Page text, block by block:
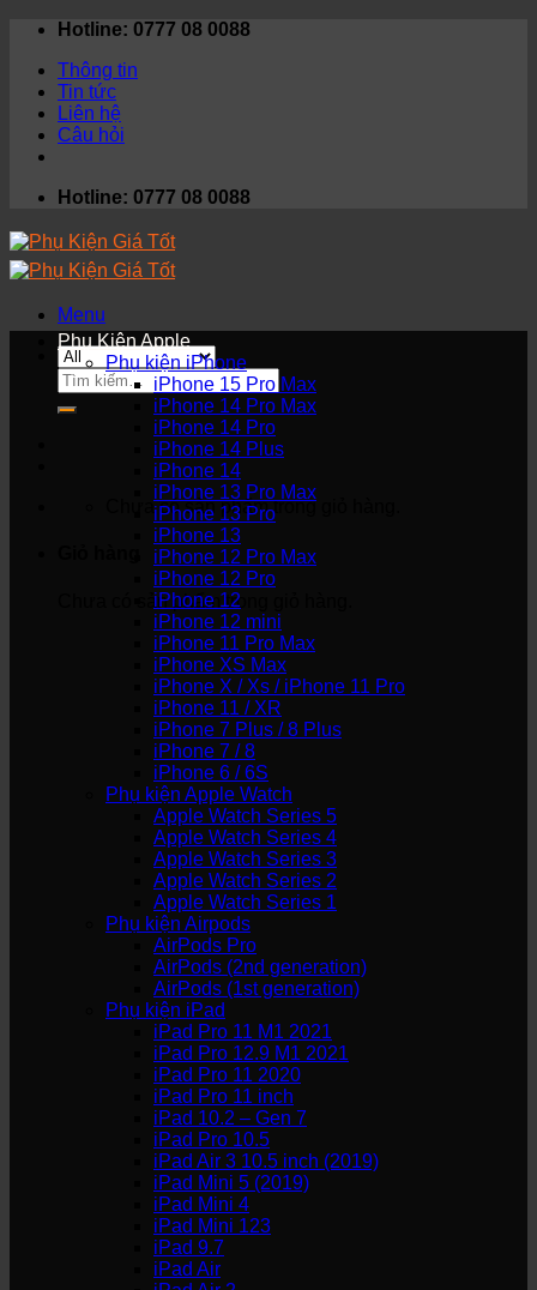
Skip
content
Hotline: 0777 08 0088
Thông tin
Tin tức
Liên hệ
Câu hỏi
Hotline: 0777 08 0088
Menu
Tìm
kiếm:
Chưa có sản phẩm trong giỏ hàng.
Chưa có sản phẩm trong giỏ hàng.
Phụ Kiện Apple
Phụ kiện iPhone
iPhone 15 Pro Max
iPhone 14 Pro Max
iPhone 14 Pro
iPhone 14 Plus
iPhone 14
iPhone 13 Pro Max
iPhone 13 Pro
iPhone 13
iPhone 12 Pro Max
iPhone 12 Pro
iPhone 12
iPhone 12 mini
iPhone 11 Pro Max
iPhone XS Max
iPhone X / Xs / iPhone 11 Pro
iPhone 11 / XR
iPhone 7 Plus / 8 Plus
iPhone 7 / 8
iPhone 6 / 6S
Phụ kiện Apple Watch
Apple Watch Series 5
Apple Watch Series 4
Apple Watch Series 3
Apple Watch Series 2
Apple Watch Series 1
Phụ kiện Airpods
AirPods Pro
AirPods (2nd generation)
AirPods (1st generation)
Phụ kiện iPad
iPad Pro 11 M1 2021
iPad Pro 12.9 M1 2021
iPad Pro 11 2020
iPad Pro 11 inch
iPad 10.2 – Gen 7
iPad Pro 10.5
iPad Air 3 10.5 inch (2019)
iPad Mini 5 (2019)
iPad Mini 4
iPad Mini 123
iPad 9.7
iPad Air